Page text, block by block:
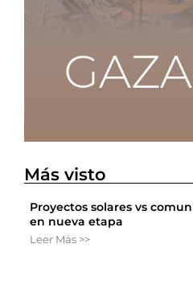
Más visto
Proyectos solares vs
en nueva etapa
Leer Más >>